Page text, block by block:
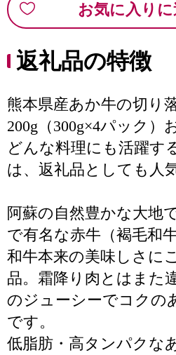
お気に入り
返礼品の特徴
熊本県産あか牛の切り
200g（300g×4パック）
どんな料理にも活躍す
は、返礼品としても人
阿蘇の自然豊かな大地
で有名な赤牛（褐毛和牛
和牛本来の美味しさに
品。霜降り肉とはまた
のジューシーでコクの
です。
低脂肪・高タンパクな